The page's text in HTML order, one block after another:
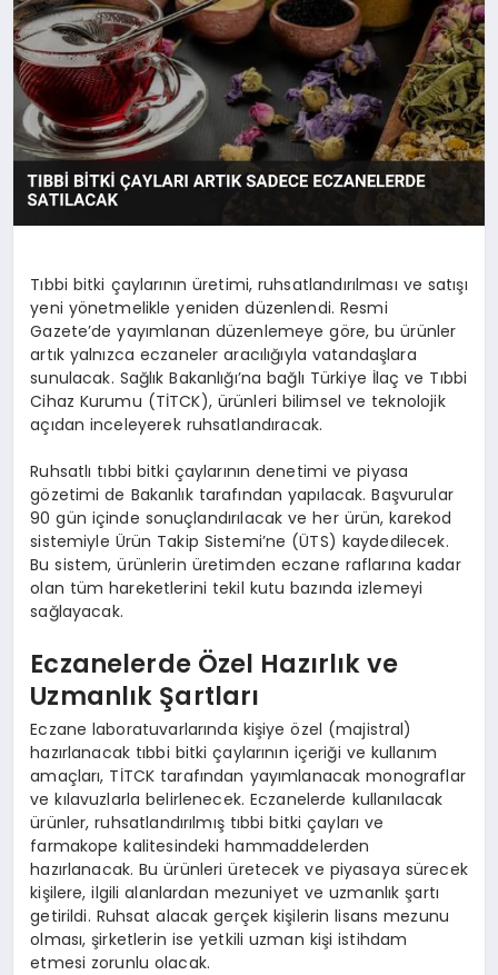
SAĞLIK
SPOR
TEKNOLOJI
Tıbbi bitki çaylarının üretimi, ruhsatlandırılması ve satışı
yeni yönetmelikle yeniden düzenlendi. Resmi
Gazete’de yayımlanan düzenlemeye göre, bu ürünler
artık yalnızca eczaneler aracılığıyla vatandaşlara
sunulacak. Sağlık Bakanlığı’na bağlı Türkiye İlaç ve Tıbbi
Cihaz Kurumu (TİTCK), ürünleri bilimsel ve teknolojik
açıdan inceleyerek ruhsatlandıracak.
Ruhsatlı tıbbi bitki çaylarının denetimi ve piyasa
gözetimi de Bakanlık tarafından yapılacak. Başvurular
90 gün içinde sonuçlandırılacak ve her ürün, karekod
sistemiyle Ürün Takip Sistemi’ne (ÜTS) kaydedilecek.
Bu sistem, ürünlerin üretimden eczane raflarına kadar
olan tüm hareketlerini tekil kutu bazında izlemeyi
sağlayacak.
Eczanelerde Özel Hazırlık ve
Uzmanlık Şartları
Eczane laboratuvarlarında kişiye özel (majistral)
hazırlanacak tıbbi bitki çaylarının içeriği ve kullanım
amaçları, TİTCK tarafından yayımlanacak monograflar
ve kılavuzlarla belirlenecek. Eczanelerde kullanılacak
ürünler, ruhsatlandırılmış tıbbi bitki çayları ve
farmakope kalitesindeki hammaddelerden
hazırlanacak. Bu ürünleri üretecek ve piyasaya sürecek
kişilere, ilgili alanlardan mezuniyet ve uzmanlık şartı
getirildi. Ruhsat alacak gerçek kişilerin lisans mezunu
olması, şirketlerin ise yetkili uzman kişi istihdam
etmesi zorunlu olacak.